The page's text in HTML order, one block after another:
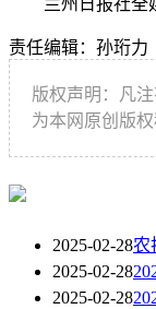
兰州日报社全
责任编辑：孙珩力
版权声明：凡
为本网原创版
2025-02-28农
2025-02-28
2025-02-28